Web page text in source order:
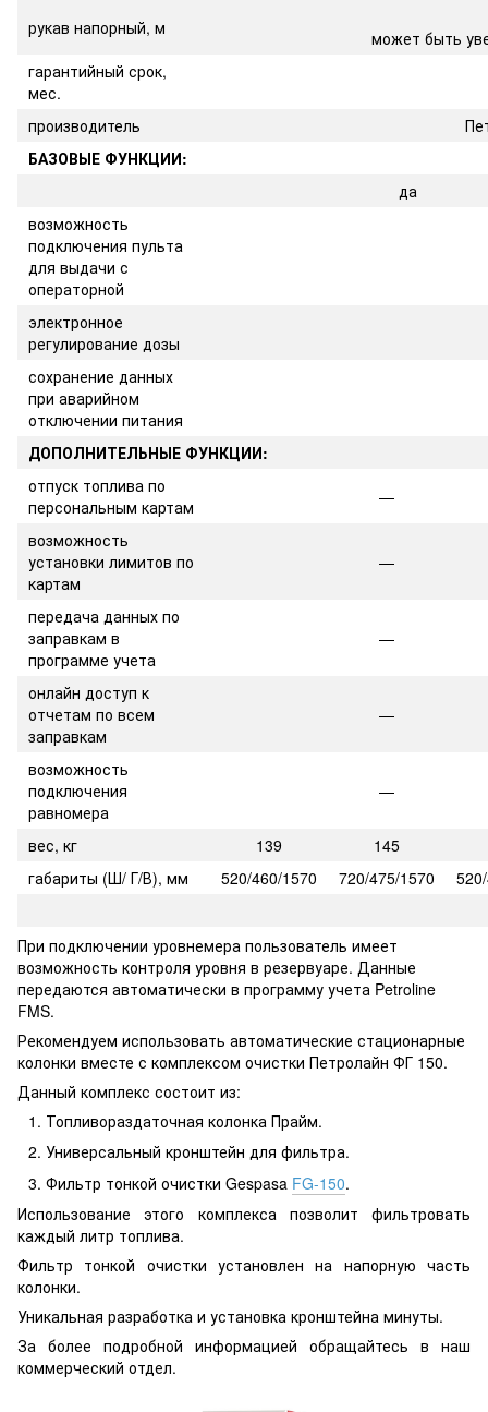
рукав напорный, м
может быть
гарантийный срок,
мес.
производитель
БАЗОВЫЕ ФУНКЦИИ:
да
возможность
подключения пульта
для выдачи с
операторной
электронное
регулирование дозы
сохранение данных
при аварийном
отключении питания
ДОПОЛНИТЕЛЬНЫЕ ФУНКЦИИ:
отпуск топлива по
персональным картам
—
возможность
установки лимитов по
картам
—
передача данных по
заправкам в
программе учета
—
онлайн доступ к
отчетам по всем
заправкам
—
возможность
подключения
равномера
—
вес, кг 139
145
габариты (Ш/ Г/В), мм
520/460/1570 720/475/1570
При подключении уровнемера пользователь имеет
возможность контроля уровня в резервуаре. Данные
передаются автоматически в программу учета Petroline
FMS.
Рекомендуем использовать автоматические стационарные
колонки вместе с комплексом очистки Петролайн ФГ 150.
Данный комплекс состоит из:
Топливораздаточная колонка Прайм.
Универсальный кронштейн для фильтра.
Фильтр тонкой очистки Gespasa FG-150.
Использование этого комплекса позволит фильтровать
каждый литр топлива.
Фильтр тонкой очистки установлен на напорную часть
колонки.
Уникальная разработка и установка кронштейна минуты.
За более подробной информацией обращайтесь в наш
коммерческий отдел.